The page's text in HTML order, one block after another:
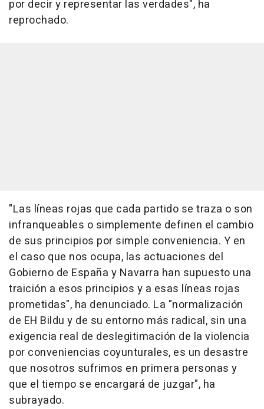
por decir y representar las verdades", ha
reprochado.
"Las líneas rojas que cada partido se traza o son
infranqueables o simplemente definen el cambio
de sus principios por simple conveniencia. Y en
el caso que nos ocupa, las actuaciones del
Gobierno de España y Navarra han supuesto una
traición a esos principios y a esas líneas rojas
prometidas", ha denunciado. La "normalización
de EH Bildu y de su entorno más radical, sin una
exigencia real de deslegitimación de la violencia
por conveniencias coyunturales, es un desastre
que nosotros sufrimos en primera personas y
que el tiempo se encargará de juzgar", ha
subrayado.